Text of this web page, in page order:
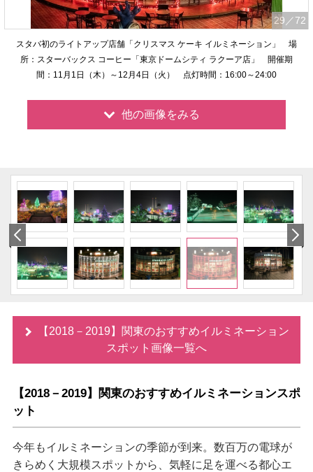
29 ／72
スタバ初のライトアップ店舗「クリスマス ケーキ イルミネーション」 場
所：スターバックス コーヒー「東京ドームシティ ラクーア店」 開催期
間：11月1日（木）～12月4日（火） 点灯時間：16:00～24:00
他の画像をみる
【2018－2019】関東のおすすめイルミネーション
スポット画像一覧へ
【2018－2019】関東のおすすめイルミネーションスポ
ット
今年もイルミネーションの季節が到来。数百万の電球が
きらめく大規模スポットから、気軽に足を運べる都心エ